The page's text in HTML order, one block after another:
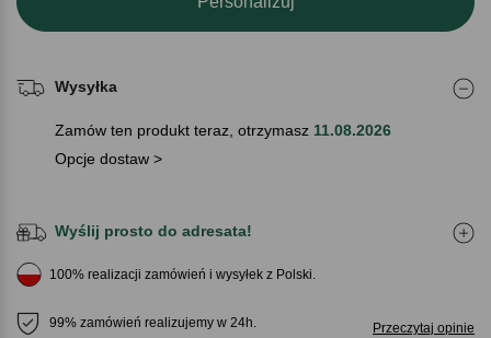
Wysyłka
Zamów ten produkt teraz, otrzymasz 11.08.2026
Opcje dostaw >
Wyślij prosto do adresata!
100% realizacji zamówień i wysyłek z Polski.
99% zamówień realizujemy w 24h. Przeczytaj opinie